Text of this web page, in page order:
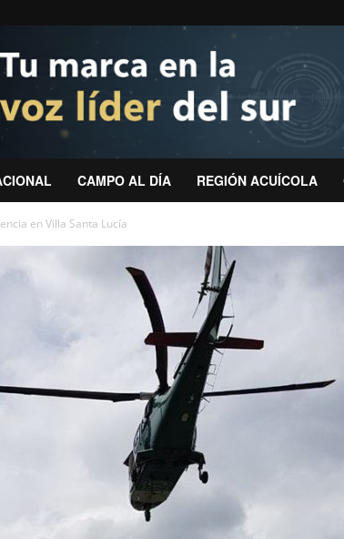
CAMPO AL DÍA REGIÓN ACUÍCOLA
en Villa Santa Lucía